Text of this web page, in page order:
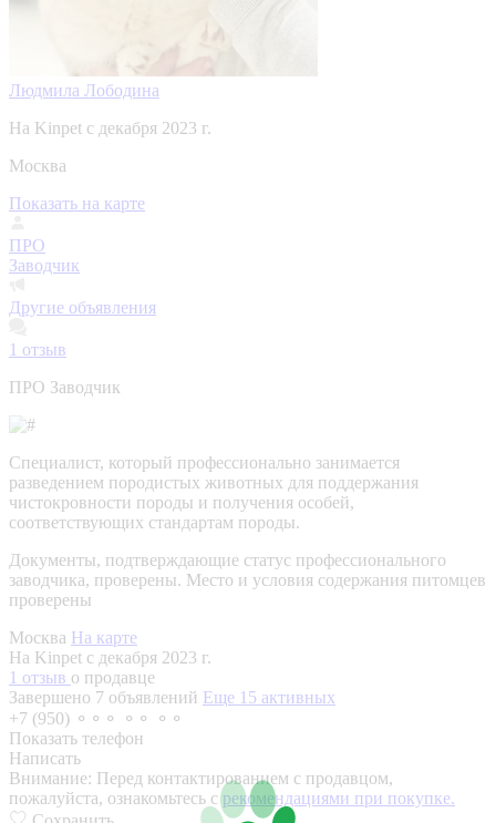
Людмила Лободина
На Kinpet c декабря 2023 г.
Москва
Показать на карте
ПРО
Заводчик
Другие объявления
1 отзыв
ПРО Заводчик
Специалист, который профессионально занимается
разведением породистых животных для поддержания
чистокровности породы и получения особей,
соответствующих стандартам породы.
Документы, подтверждающие статус профессионального
заводчика, проверены. Место и условия содержания питомцев
проверены
Москва На карте
На Kinpet c декабря 2023 г.
1 отзыв о продавце
Завершено 7 объявлений Еще 15 активных
+7 (950) ⚬⚬⚬ ⚬⚬ ⚬⚬
Показать телефон
Написать
Внимание: Перед контактированием с продавцом,
пожалуйста, ознакомьтесь срекомендациями при покупке.